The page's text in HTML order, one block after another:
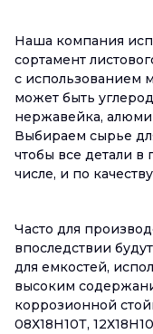
Наша компания
сортамент
с использованием
может быть
нержавейка,
Выбираем сырье
чтобы все детали
числе, и по
Часто для
впоследствии
для емкостей,
высоким
коррозионной
08Х18Н10Т,